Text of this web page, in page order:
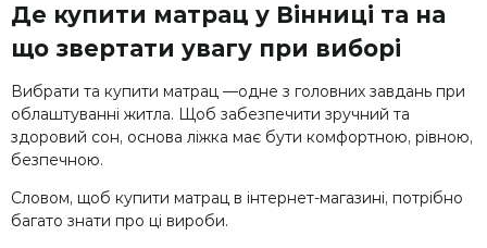
Де купити матрац у Вінниці та на
що звертати увагу при виборі
Вибрати та купити матрац —одне з головних завдань при
облаштуванні житла. Щоб забезпечити зручний та
здоровий сон, основа ліжка має бути комфортною, рівною,
безпечною.
Словом, щоб купити матрац в інтернет-магазині, потрібно
багато знати про ці вироби.